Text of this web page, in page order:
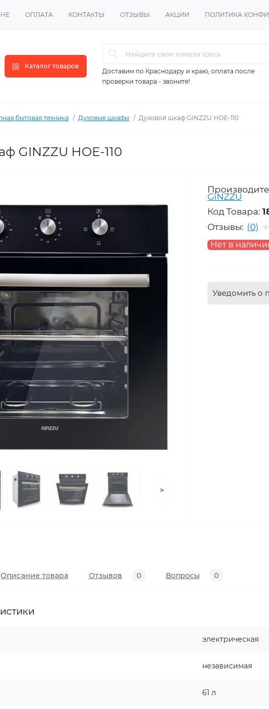
ОПЛАТА КОНТАКТЫ ОТЗЫВЫ АКЦИИ ПОЛИТИКА
Каталог товаров
Доставим по Краснодару и краю, оплата после
проверки товара - звоните!
бытовая техника Духовые шкафы Духовой шкаф GINZZU HOE-110
GINZZU HOE-110
>
GiNZZU
Код Товара:
Отзывы: (0)
Нет в
Уведомить о
Описание товара Отзывов 0 Вопросы 0
электрическая
независимая
61 л